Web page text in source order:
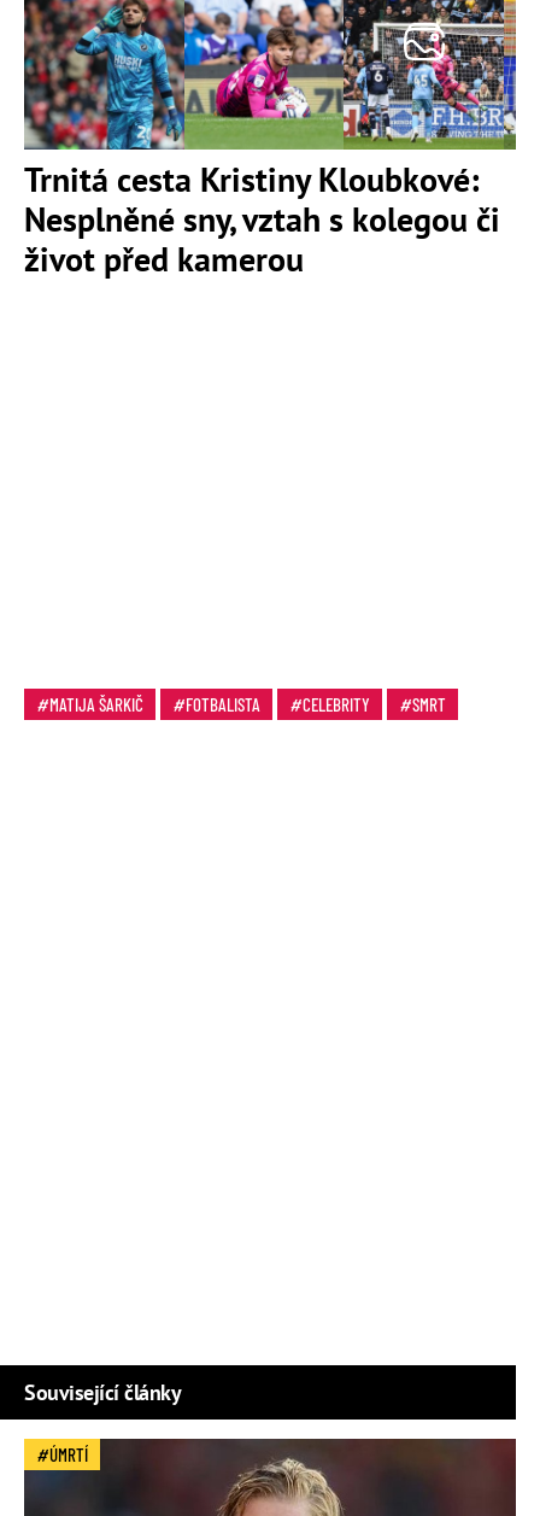
Trnitá cesta Kristiny Kloubkové:
Nesplněné sny, vztah s kolegou či
život před kamerou
MATIJA ŠARKIČ FOTBALISTA CELEBRITY SMRT
Související články
ÚMRTÍ